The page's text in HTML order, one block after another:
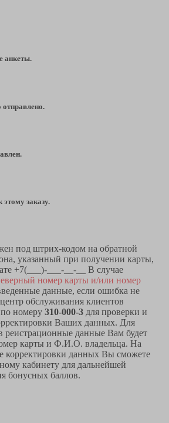
анкеты.
заказу.
под штрих-кодом на обратной
указанный при получении карты,
+7(___)-___-__-__ В случае
номер карты и/или номер
данные, если ошибка не
обслуживания клиентов
номеру 310-000-3 для проверки и
Ваших данных. Для
реистрационные данные Вам будет
карты и Ф.И.О. владельца. На
корректировки данных Вы сможете
кабинету для дальнейшей
бонусных баллов.